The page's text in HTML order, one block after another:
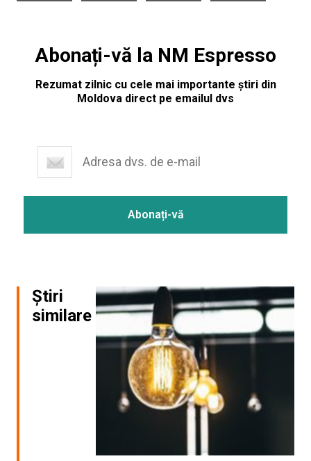
Abonați-vă la NM Espresso
Rezumat zilnic cu cele mai importante știri din
Moldova direct pe emailul dvs
Știri
similare